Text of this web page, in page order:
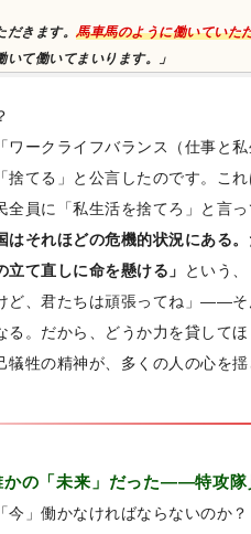
だきます。 馬車馬のように働いていた
いて働いてまいります。」
ワークライフバランス（仕事と
捨てる」と公言したのです。こ
全員に「私生活を捨てろ」と言
はそれほどの危機的状況にある
て直しに命を懸ける」
という
ど、君たちは頑張ってね」——
る。だから、どうか力を貸してほ
犠牲の精神が、多くの人の心を
かの「未来」だった——特攻隊
今」働かなければならないのか